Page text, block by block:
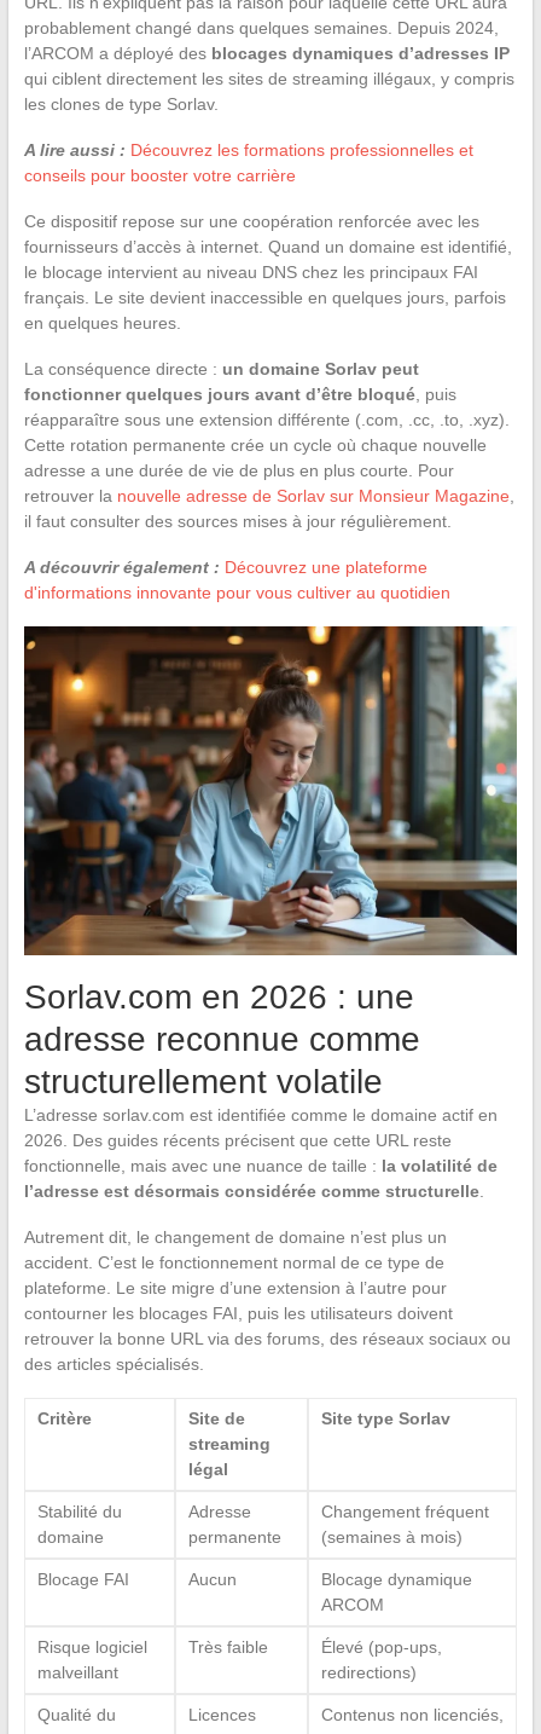
probablement changé dans quelques semaines. Depuis 2024,
l’ARCOM a déployé des blocages dynamiques d’adresses IP
qui ciblent directement les sites de streaming illégaux, y compris
les clones de type Sorlav.
A lire aussi : Découvrez les formations professionnelles et
conseils pour booster votre carrière
Ce dispositif repose sur une coopération renforcée avec les
fournisseurs d’accès à internet. Quand un domaine est identifié,
le blocage intervient au niveau DNS chez les principaux FAI
français. Le site devient inaccessible en quelques jours, parfois
en quelques heures.
La conséquence directe : un domaine Sorlav peut
fonctionner quelques jours avant d’être bloqué, puis
réapparaître sous une extension différente (.com, .cc, .to, .xyz).
Cette rotation permanente crée un cycle où chaque nouvelle
adresse a une durée de vie de plus en plus courte. Pour
retrouver la nouvelle adresse de Sorlav sur Monsieur Magazine
il faut consulter des sources mises à jour régulièrement.
A découvrir également : Découvrez une plateforme
d'informations innovante pour vous cultiver au quotidien
Sorlav.com en 2026 : une
adresse reconnue comme
structurellement volatile
L’adresse sorlav.com est identifiée comme le domaine actif en
2026. Des guides récents précisent que cette URL reste
fonctionnelle, mais avec une nuance de taille : la volatilité de
l’adresse est désormais considérée comme structurelle.
Autrement dit, le changement de domaine n’est plus un
accident. C’est le fonctionnement normal de ce type de
plateforme. Le site migre d’une extension à l’autre pour
contourner les blocages FAI, puis les utilisateurs doivent
retrouver la bonne URL via des forums, des réseaux sociaux ou
des articles spécialisés.
Critère
Site de
streaming
légal
Site type Sorlav
Stabilité du
domaine
Adresse
permanente
Changement fréquent
(semaines à mois)
Blocage FAI Aucun
Blocage dynamique
ARCOM
Risque logiciel
malveillant
Très faible
Élevé (pop-ups,
redirections)
Qualité du
Licences
Contenus non licenciés,